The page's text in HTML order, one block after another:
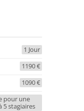
1 Jour
1190 €
1090 €
pour une
5 stagiaires